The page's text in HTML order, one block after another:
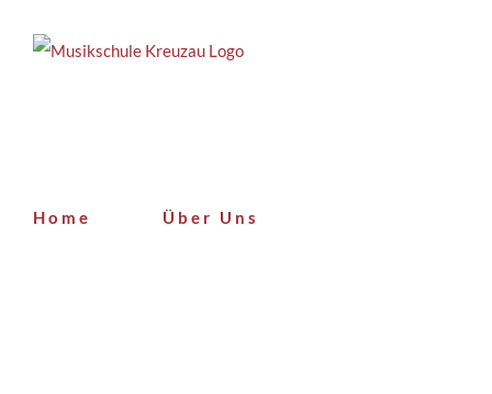
Inhalt
Home Über Uns